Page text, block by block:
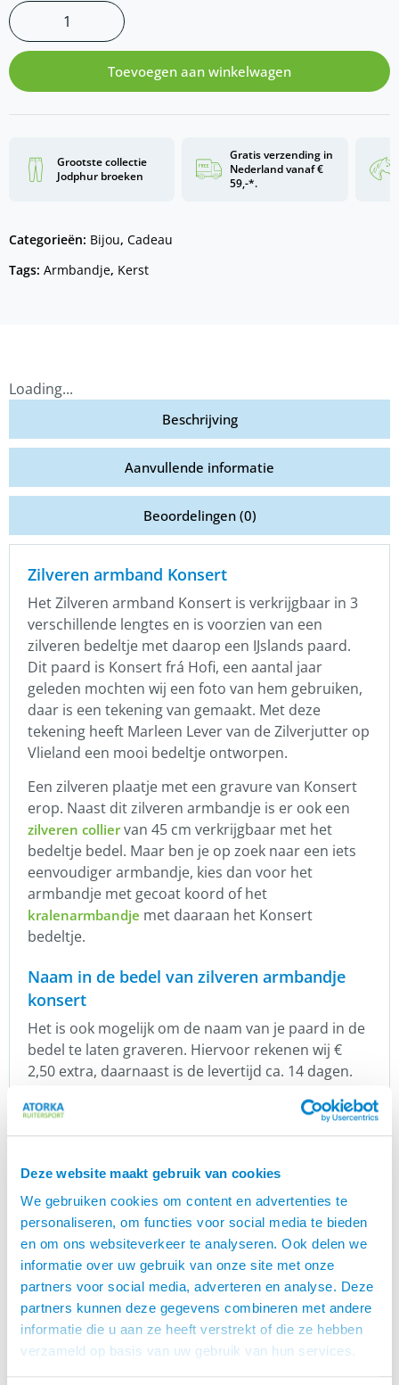
Deze website maakt gebruik van cookies
We gebruiken cookies om content en advertenties te
personaliseren, om functies voor social media te bieden
en om ons websiteverkeer te analyseren. Ook delen we
informatie over uw gebruik van onze site met onze
partners voor social media, adverteren en analyse. Deze
partners kunnen deze gegevens combineren met andere
informatie die u aan ze heeft verstrekt of die ze hebben
verzameld op basis van uw gebruik van hun services.
Toevoegen aan winkelwagen
Grootste collectie
Jodphur broeken
Gratis verzending in
Nederland vanaf €
59,-*.
Categorieën: Bijou, Cadeau
Tags: Armbandje, Kerst
Loading...
Beschrijving
Aanvullende informatie
Beoordelingen (0)
Zilveren armband Konsert
Het Zilveren armband Konsert is verkrijgbaar in 3
verschillende lengtes en is voorzien van een
zilveren bedeltje met daarop een IJslands paard.
Dit paard is Konsert frá Hofi, een aantal jaar
geleden mochten wij een foto van hem gebruiken,
daar is een tekening van gemaakt. Met deze
tekening heeft Marleen Lever van de Zilverjutter op
Vlieland een mooi bedeltje ontworpen.
Een zilveren plaatje met een gravure van Konsert
erop. Naast dit zilveren armbandje is er ook een
zilveren colliervan 45 cm verkrijgbaar met het
bedeltje bedel. Maar ben je op zoek naar een iets
eenvoudiger armbandje, kies dan voor het
armbandje met gecoat koord of het
kralenarmbandje met daaraan het Konsert
bedeltje.
Naam in de bedel van zilveren armbandje
konsert
Het is ook mogelijk om de naam van je paard in de
bedel te laten graveren. Hiervoor rekenen wij €
2,50 extra, daarnaast is de levertijd ca. 14 dagen.
wordt het wel heel erg klein. Mocht je hier voor
belangstelling hebben, stuur dan een mailtje aan
Cadeaus
Een cadeau voor paardenliefhebbers, waar ga je
dan zoeken? Is degene waar voor je zoekt een
liefhebber van IJslandse Paarden, dan zit je bij ons
goed. Wij hebben veel leuke cadeautjes
gerelateerd aan het IJslandse Paard.Bekijk alle hier
alle cadeautjes.En wij hebben een gratis
inpakservice! Geef bij het bestellen aan om wat